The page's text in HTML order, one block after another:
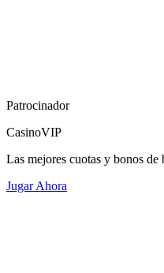
Patrocinador
CasinoVIP
Las mejores cuotas y bonos de
Jugar Ahora